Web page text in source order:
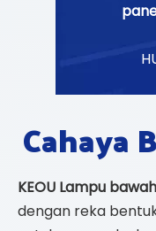
Cahaya
KEOU Lampu bawah
dengan reka